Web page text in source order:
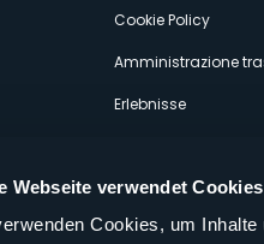
Webseite verwendet Cookies
Cookies, um
Cookie Policy
Amministrazione
Erlebnisse